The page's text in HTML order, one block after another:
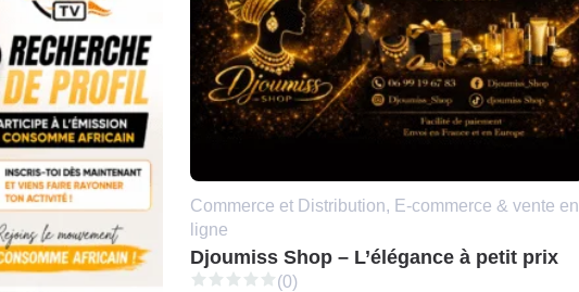
Commerce et Distribution, E-commerce & vente en
ligne
Djoumiss Shop – L’élégance à petit prix
(0)